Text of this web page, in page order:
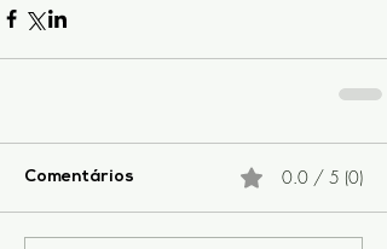
Comentários 0.0 / 5 (0)